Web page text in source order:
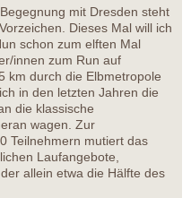
mit Dresden steht
Dieses Mal will ich
schon zum elften Mal
innen zum Run auf
km durch die Elbmetropole
in den letzten Jahren die
die klassische
wagen. Zur
Teilnehmern mutiert das
Laufangebote,
allein etwa die Hälfte des